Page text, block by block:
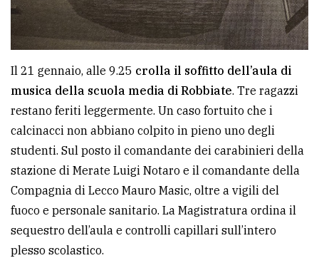
Il 21 gennaio, alle 9.25 crolla il soffitto dell’aula di
musica della scuola media di Robbiate. Tre ragazzi
restano feriti leggermente. Un caso fortuito che i
calcinacci non abbiano colpito in pieno uno degli
studenti. Sul posto il comandante dei carabinieri della
stazione di Merate Luigi Notaro e il comandante della
Compagnia di Lecco Mauro Masic, oltre a vigili del
fuoco e personale sanitario. La Magistratura ordina il
sequestro dell’aula e controlli capillari sull’intero
plesso scolastico.